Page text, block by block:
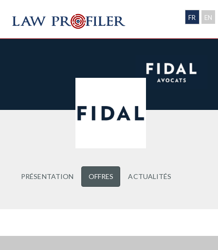
FR EN
PRÉSENTATION OFFRES ACTUALITÉS